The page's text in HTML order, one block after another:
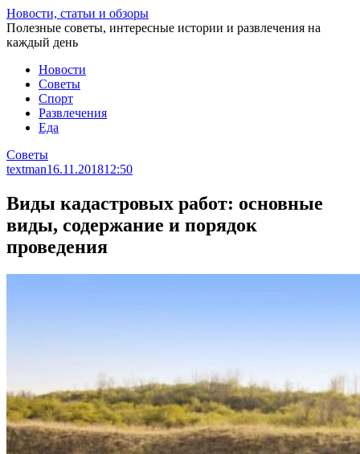
Перейти
к
статье
Новости, статьи и обзоры
Полезные советы, интересные истории и развлечения на
каждый день
Новости
Советы
Спорт
Развлечения
Еда
Советы
textman16.11.201812:50
Виды кадастровых работ: основные
виды, содержание и порядок
проведения